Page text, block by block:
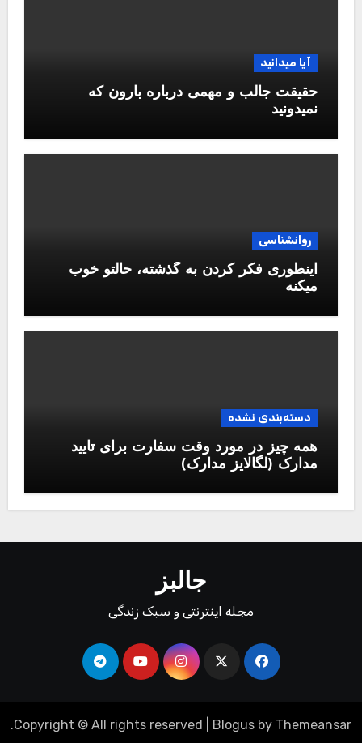
آیا میدانید
حقیقت جالب و مهمی درباره بارون که
نمیدونید
روانشناسی
اینطوری فکر کردن به گذشته، حالتو خوب
میکنه
دسته‌بندی نشده
همه چیز در مورد وقت سفارت برای تایید
مدارک (لگالایز مدارک)
جالبز
مجله اینترنتی و سبک زندگی
Copyright © All rights reserved Blogus by Themeansar
.